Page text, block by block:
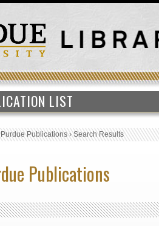
LIST
Publications›Search Results
Publications